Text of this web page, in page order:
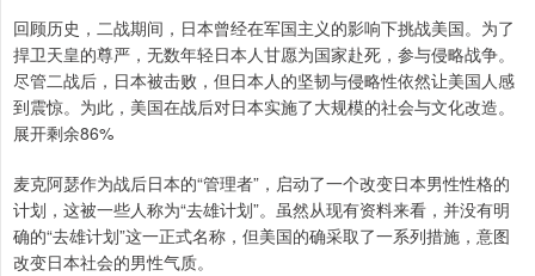
回顾历史，二战期间，日本曾经在军国主义的影响下挑战美国。为了
捍卫天皇的尊严，无数年轻日本人甘愿为国家赴死，参与侵略战争。
尽管二战后，日本被击败，但日本人的坚韧与侵略性依然让美国人感
到震惊。为此，美国在战后对日本实施了大规模的社会与文化改造。
展开剩余86%
麦克阿瑟作为战后日本的“管理者”，启动了一个改变日本男性性格的
计划，这被一些人称为“去雄计划”。虽然从现有资料来看，并没有明
确的“去雄计划”这一正式名称，但美国的确采取了一系列措施，意图
改变日本社会的男性气质。